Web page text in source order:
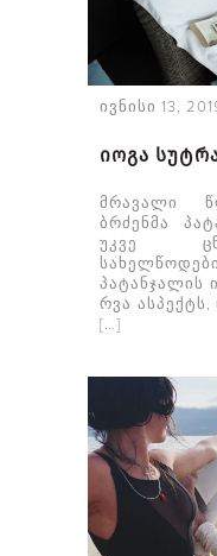
ივნისი 13,
იოგა
მრავალი
ბრძენმა
უკვე
პატანჯალის
რვა
[…]